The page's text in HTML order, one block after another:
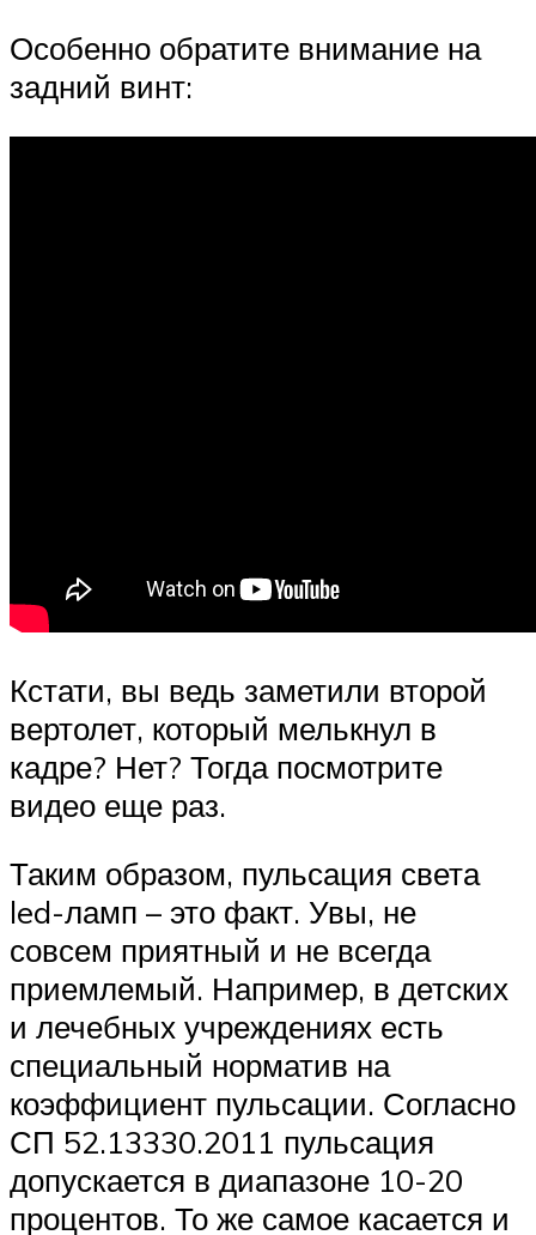
Особенно обратите внимание на
задний винт:
Кстати, вы ведь заметили второй
вертолет, который мелькнул в
кадре? Нет? Тогда посмотрите
видео еще раз.
Таким образом, пульсация света
led-ламп – это факт. Увы, не
совсем приятный и не всегда
приемлемый. Например, в детских
и лечебных учреждениях есть
специальный норматив на
коэффициент пульсации. Согласно
СП 52.13330.2011 пульсация
допускается в диапазоне 10-20
процентов. То же самое касается и